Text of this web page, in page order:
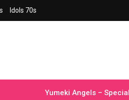
Idols 70s
Yumeki Angels –